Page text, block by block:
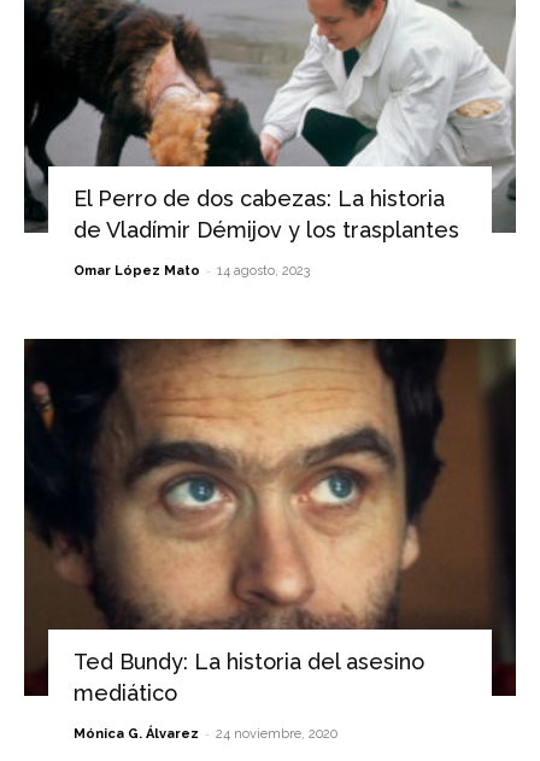
El Perro de dos cabezas: La historia
de Vladímir Démijov y los trasplantes
Omar López Mato - 14 agosto, 2023
Ted Bundy: La historia del asesino
mediático
Mónica G. Álvarez - 24 noviembre, 2020